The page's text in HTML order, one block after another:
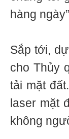
hàng
Sắp tới,
cho Thủy
tải mặt
laser mặt
không